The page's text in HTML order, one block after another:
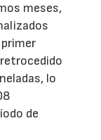
meses,
lo
de